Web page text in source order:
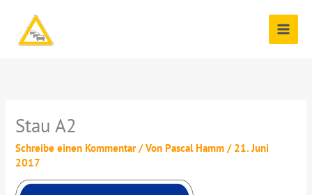
springen
Stau A2
Schreibe einen Kommentar / VonPascal Hamm/ 21. Juni
2017